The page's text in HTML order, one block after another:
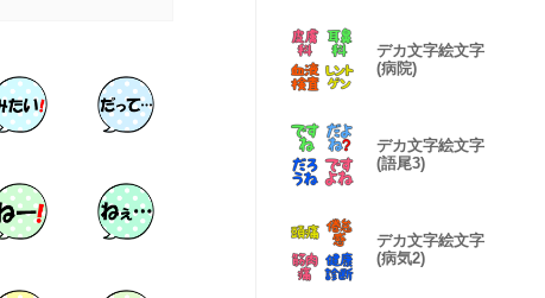
デカ文字絵文字
(病院)
デカ文字絵文字
(語尾3)
デカ文字絵文字
(病気2)